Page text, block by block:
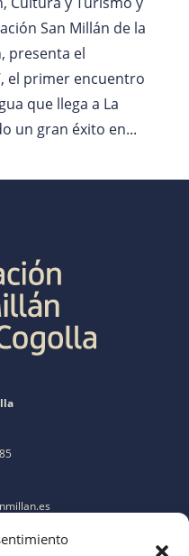
San Millán de la
presenta el
el primer encuentro
que llega a La
un gran éxito en...